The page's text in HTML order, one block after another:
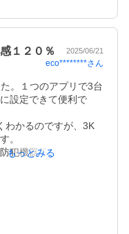
１２０％ 2025/06/21
eco********さん
。１つのアプリで3台
設定できて便利で
わかるのですが、3K
。
犯機器等購入緊急補
自分の住んでいる自
本体の購入費用補助
んでいる自治体では
。
あります。申請順で
ば早めに購入して申
もっとみる